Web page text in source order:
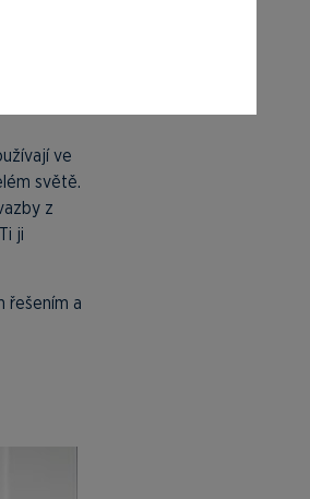
ve
světě.
z
ji
řešením a